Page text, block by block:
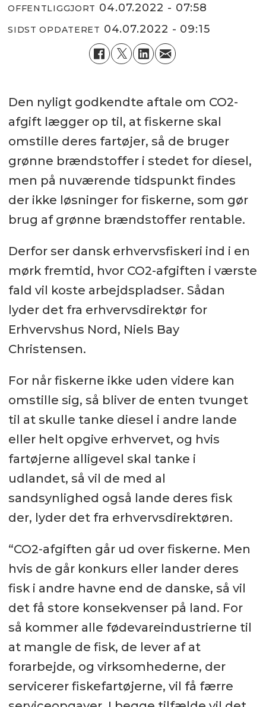
OFFENTLIGGJORT 04.07.2022 - 07:58
SIDST OPDATERET 04.07.2022 - 09:15
Den nyligt godkendte aftale om CO2-
afgift lægger op til, at fiskerne skal
omstille deres fartøjer, så de bruger
grønne brændstoffer i stedet for diesel,
men på nuværende tidspunkt findes
der ikke løsninger for fiskerne, som gør
brug af grønne brændstoffer rentable.
Derfor ser dansk erhvervsfiskeri ind i en
mørk fremtid, hvor CO2-afgiften i værste
fald vil koste arbejdspladser. Sådan
lyder det fra erhvervsdirektør for
Erhvervshus Nord, Niels Bay
Christensen.
For når fiskerne ikke uden videre kan
omstille sig, så bliver de enten tvunget
til at skulle tanke diesel i andre lande
eller helt opgive erhvervet, og hvis
fartøjerne alligevel skal tanke i
udlandet, så vil de med al
sandsynlighed også lande deres fisk
der, lyder det fra erhvervsdirektøren.
“CO2-afgiften går ud over fiskerne. Men
hvis de går konkurs eller lander deres
fisk i andre havne end de danske, så vil
det få store konsekvenser på land. For
så kommer alle fødevareindustrierne til
at mangle de fisk, de lever af at
forarbejde, og virksomhederne, der
servicerer fiskefartøjerne, vil få færre